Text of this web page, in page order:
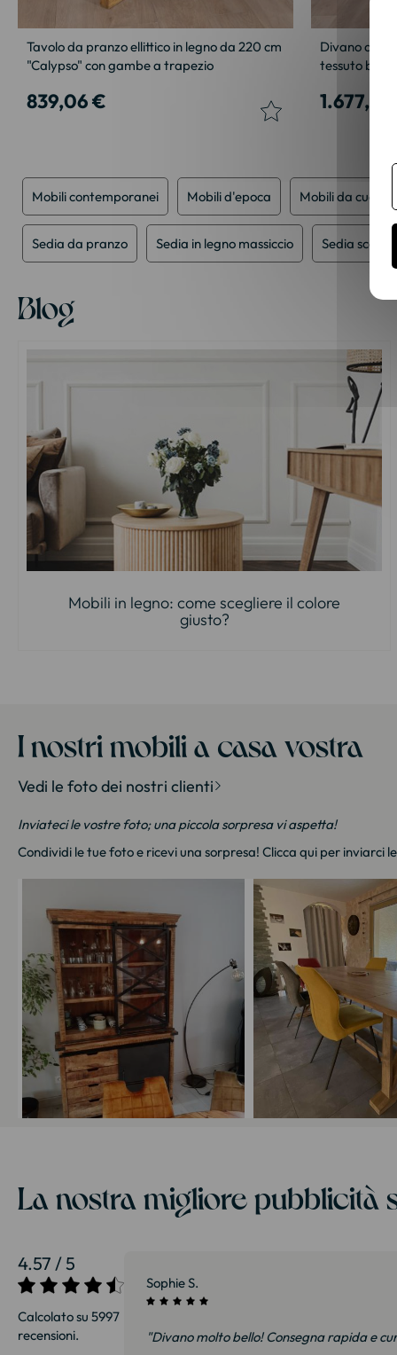
Tavolo da pranzo ellittico in legno da 220 cm
"Calypso" con gambe a trapezio
839,06 €
Divano
tessuto
Mobili contemporanei Mobili d'epoca Mobili da cucina
Sedia da pranzo Sedia in legno massiccio Sedia
Blog
Mobili in legno: come scegliere il colore
giusto?
I nostri mobili a casa vostra
Vedi le foto dei nostri clienti
Inviateci le vostre foto; una piccola sorpresa vi aspetta!
Condividi le tue foto e ricevi una sorpresa! Clicca qui per inviarci
La nostra migliore pubblicità
4.57 / 5
Calcolato su 5997
recensioni.
27/07/2026
e soprattutto
Sophie S.
"Divano molto bello! Consegna rapida e